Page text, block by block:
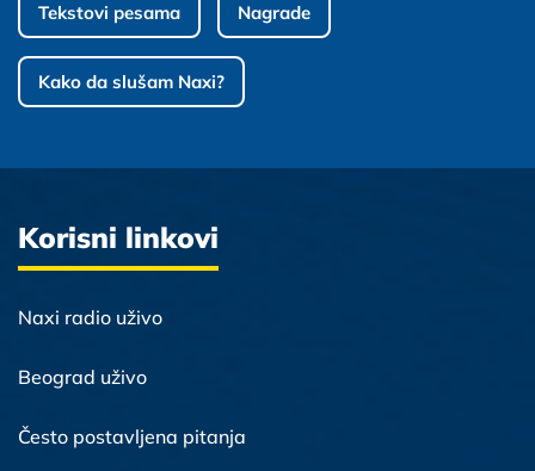
Tekstovi pesama Nagrade
Kako da slušam Naxi?
Korisni linkovi
Naxi radio uživo
Beograd uživo
Često postavljena pitanja